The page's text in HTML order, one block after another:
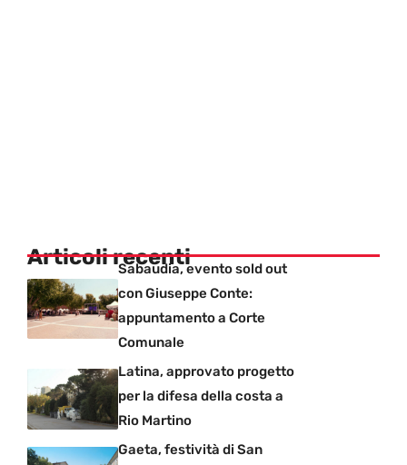
Articoli recentiSabaudia, evento sold out
con Giuseppe Conte:
appuntamento a Corte
Comunale
Latina, approvato progetto
per la difesa della costa a
Rio Martino
Gaeta, festività di San